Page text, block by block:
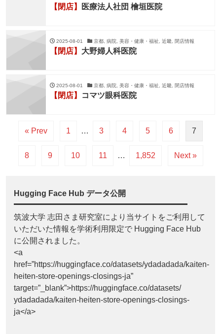
【閉店】 医療法人社団 檜垣医院
2025-08-01 京都, 病院, 美容・健康・福祉, 近畿, 閉店情報
【閉店】 大野婦人科医院
2025-08-01 京都, 病院, 美容・健康・福祉, 近畿, 閉店情報
【閉店】 コマツ眼科医院
« Prev 1 … 3 4 5 6 7
8 9 10 11 … 1,852 Next »
Hugging Face Hub データ公開
筑波大学 志田さま研究室により当サイトをご利用して
いただいた情報を学術利用限定で Hugging Face Hub
に公開されました。
<a
href=”https://huggingface.co/datasets/ydadadada/kaiten-
heiten-store-openings-closings-ja”
target=”_blank”>https://huggingface.co/datasets/
ydadadada/kaiten-heiten-store-openings-closings-
ja</a>